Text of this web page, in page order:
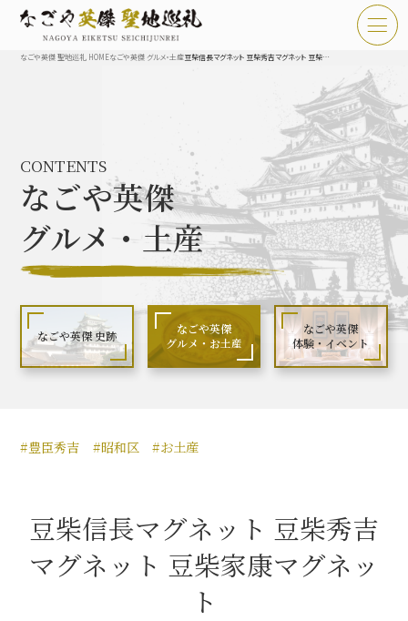
なごや英傑 聖地巡礼とは
なごや英傑 史跡 一覧
なごや英傑 グルメ・土産 一覧
なごや英傑 体験・イベント
秀長関連 史跡 一覧
名古屋＜秀長＞観光モデルコース
なごや英傑 聖地巡礼 HOMEなごや英傑 グルメ・土産 豆柴信長マグネット 豆柴秀吉マグネット 豆柴家康マグネット
CONTENTS
なごや英傑
グルメ・土産
なごや英傑 史跡
なごや英傑
グルメ・お土産
なごや英傑
体験・イベント
#豊臣秀吉 #昭和区 #お土産
豆柴信長マグネット 豆柴秀吉
マグネット 豆柴家康マグネッ
ト